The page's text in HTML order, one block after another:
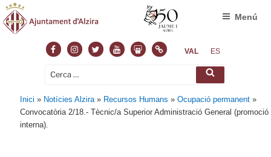
FacebookInstagram
TwitterYoutubeSlideshare
NormasVAL ES
Cerca: Cerca
Menú
Inici » Notícies Alzira » Recursos Humans »Ocupació permanent »
Convocatòria 2/18.- Tècnic/a Superior Administració General (promoció
interna).